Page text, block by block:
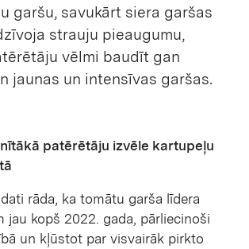
garšu, savukārt siera garšas
strauju pieaugumu,
vēlmi baudīt gan
jaunas un intensīvas garšas.
patērētāju izvēle kartupeļu
rāda, ka tomātu garša līdera
jau kopš 2022. gada, pārliecinoši
un kļūstot par visvairāk pirkto